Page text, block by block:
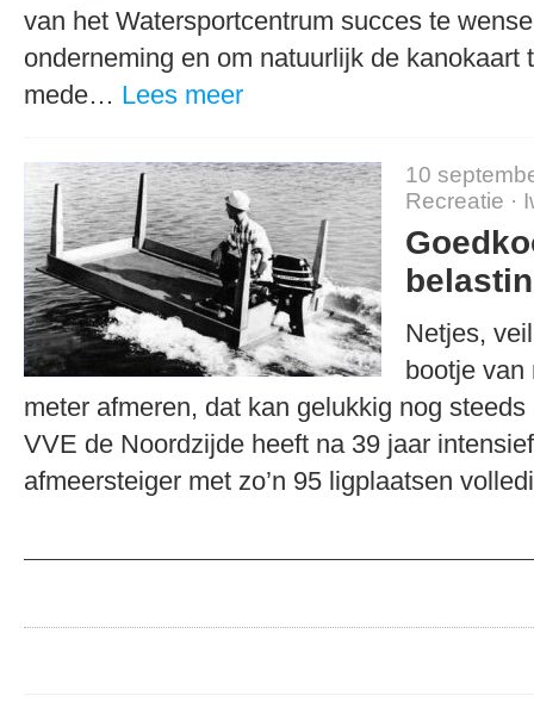
van het Watersportcentrum succes te
onderneming en om natuurlijk de kanokaart
mede… Lees meer
10
Recreatie ·
Netjes,
bootje van
meter afmeren, dat kan gelukkig nog
VVE de Noordzijde heeft na 39 jaar
afmeersteiger met zo’n 95 ligplaatsen